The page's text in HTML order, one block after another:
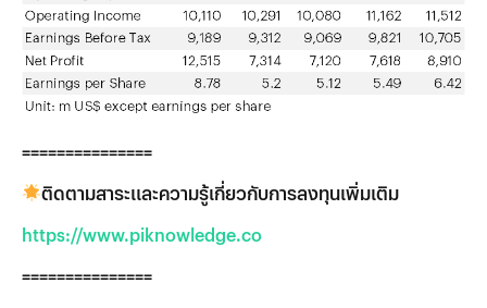
===============
ติดตามสาระและความรู้เกี่ยวกับการลงทุนเพิ่มเติม
https://www.piknowledge.co
===============